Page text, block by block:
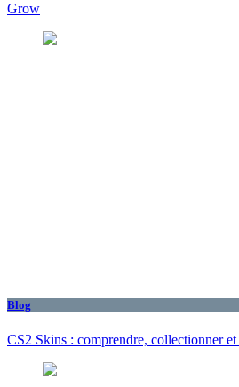
Grow
Blog
CS2 Skins : comprendre, collectionner